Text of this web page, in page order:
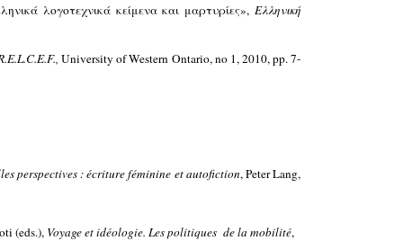
λογοτεχνικά κείμενα και μαρτυρίες»,Ελληνική
.,University of Western Ontario, no 1,2010, pp. 7-
perspectives : écriture féminine et autofiction, Peter Lang,
(eds.), Voyage et idéologie. Les politiques de la mobilité,